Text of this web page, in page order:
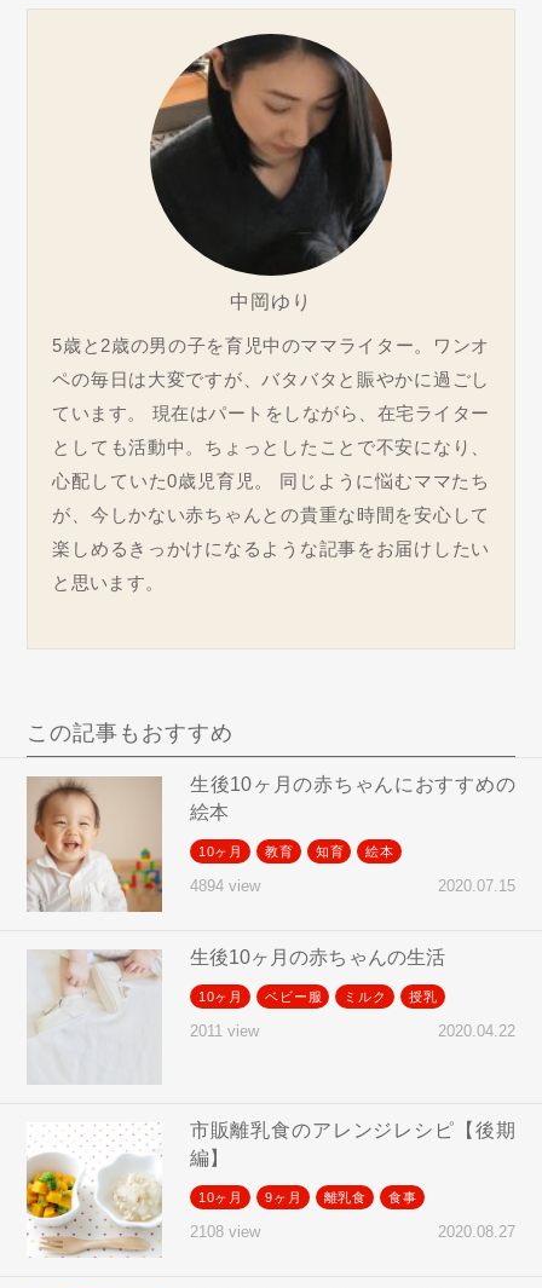
中岡ゆり
5歳と2歳の男の子を育児中のママライター。ワンオ
ペの毎日は大変ですが、バタバタと賑やかに過ごし
ています。 現在はパートをしながら、在宅ライター
としても活動中。ちょっとしたことで不安になり、
心配していた0歳児育児。 同じように悩むママたち
が、今しかない赤ちゃんとの貴重な時間を安心して
楽しめるきっかけになるような記事をお届けしたい
と思います。
この記事もおすすめ
生後10ヶ月の赤ちゃんにおすすめの
絵本
10ヶ月 教育 知育 絵本
4894 view 2020.07.15
生後10ヶ月の赤ちゃんの生活
10ヶ月 ベビー服 ミルク 授乳
2011 view 2020.04.22
市販離乳食のアレンジレシピ【後期
編】
10ヶ月 9ヶ月 離乳食 食事
2108 view 2020.08.27